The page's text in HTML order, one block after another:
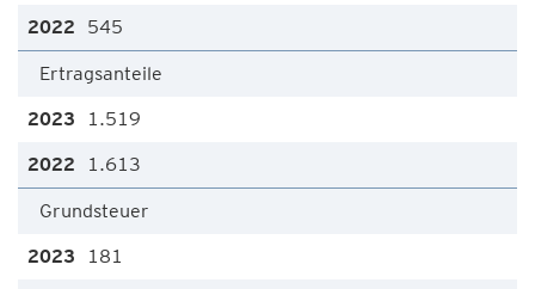
545
Ertragsanteile
1.519
1.613
Grundsteuer
181